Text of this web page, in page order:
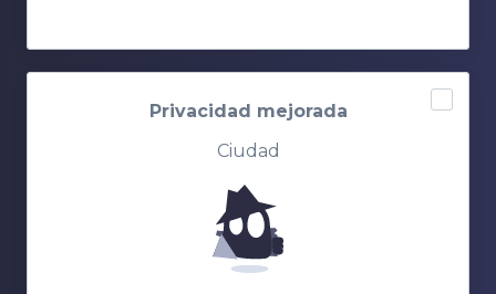
Privacidad mejorada
Ciudad